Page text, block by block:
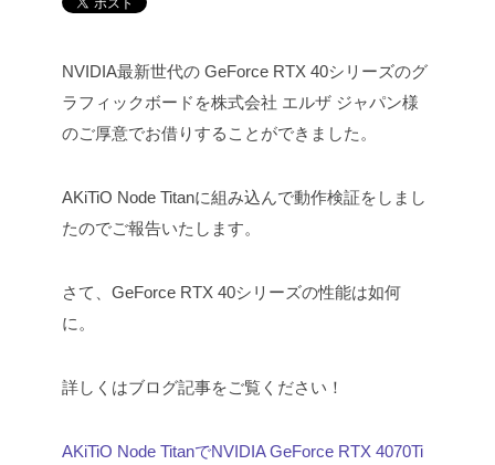
NVIDIA最新世代の GeForce RTX 40シリーズのグ
ラフィックボードを株式会社 エルザ ジャパン様
のご厚意でお借りすることができました。
AKiTiO Node Titanに組み込んで動作検証をしまし
たのでご報告いたします。
さて、GeForce RTX 40シリーズの性能は如何
に。
詳しくはブログ記事をご覧ください！
AKiTiO Node TitanでNVIDIA GeForce RTX 4070Ti